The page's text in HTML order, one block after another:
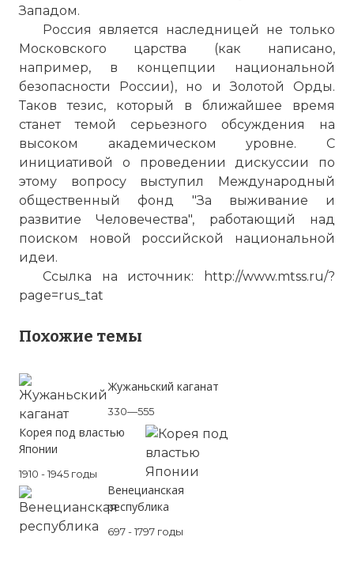
Западом.
Россия является наследницей не только
Московского царства (как написано,
например, в концепции национальной
безопасности России), но и Золотой Орды.
Таков тезис, который в ближайшее время
станет темой серьезного обсуждения на
высоком академическом уровне. С
инициативой о проведении дискуссии по
этому вопросу выступил Международный
общественный фонд "За выживание и
развитие Человечества", работающий над
поиском новой российской национальной
идеи.
Ссылка на источник: http://www.mtss.ru/?
page=rus_tat
Похожие темы
Жужаньский каганат
330—555
Корея под властью
Японии
1910 - 1945 годы
Венецианская
республика
697 - 1797 годы